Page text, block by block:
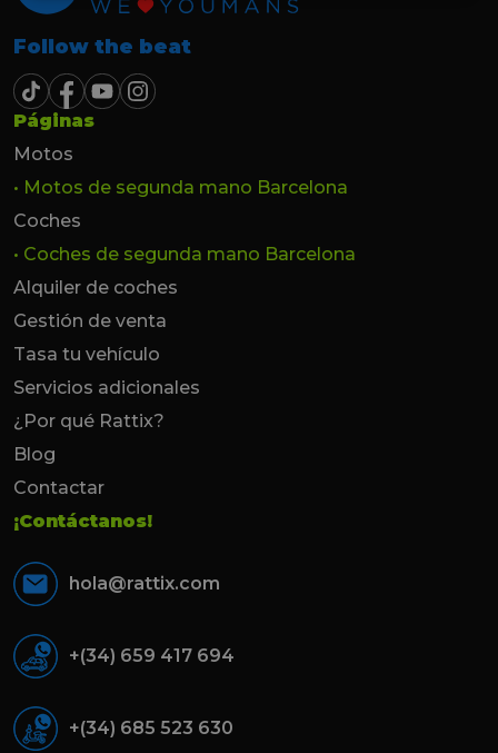
Follow the beat
Páginas
Motos
• Motos de segunda mano Barcelona
Coches
• Coches de segunda mano Barcelona
Alquiler de coches
Gestión de venta
Tasa tu vehículo
Servicios adicionales
¿Por qué Rattix?
Blog
Contactar
¡Contáctanos!
hola@rattix.com
+(34) 659 417 694
+(34) 685 523 630